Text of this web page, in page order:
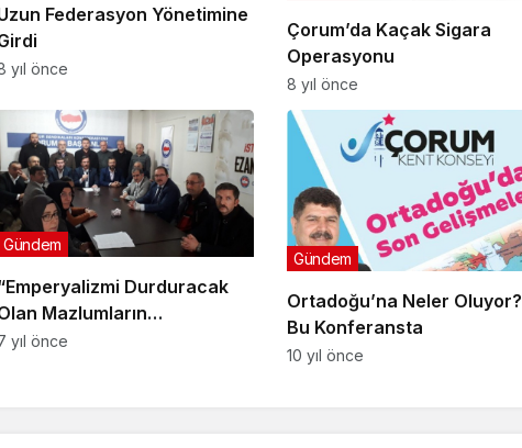
Federasyon Yönetimine
yıl önce
Çorum’da Kaçak Sigara
Operasyonu
8 yıl önce
Durduracak
Mazlumların
Gündem
yıl önce
Ortadoğu’na Neler Oluyor?
Bu Konferansta
Gündem
10 yıl önce